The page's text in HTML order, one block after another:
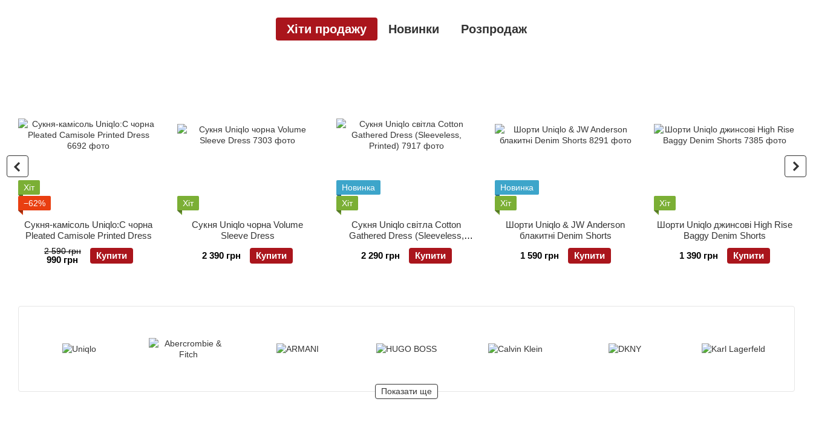
Хіти продажу Новинки Розпродаж
Хіт
−62%
Сукня-камісоль Uniqlo:C чорна
Pleated Camisole Printed Dress
2 590 грн
990 грн Купити
Хіт
Сукня Uniqlo чорна Volume
Sleeve Dress
2 390 грн
Купити
Новинка
Хіт
Сукня Uniqlo світла Cotton
Gathered Dress (Sleeveless,
Printed)
2 290 грн
Купити
Новинка
Хіт
Шорти Uniqlo & JW Anderson
блакитні Denim Shorts
1 590 грн
Купити
Хіт
Шорти Uniqlo джинсовi High Rise
Baggy Denim Shorts
1 390 грн
Купити
Показати ще